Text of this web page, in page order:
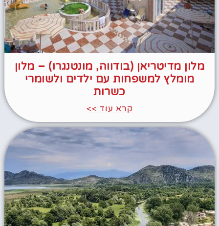
מלון מדיטריאן (בודווה, מונטנגרו) – מלון
מומלץ למשפחות עם ילדים ולשומרי
כשרות
קרא עוד >>